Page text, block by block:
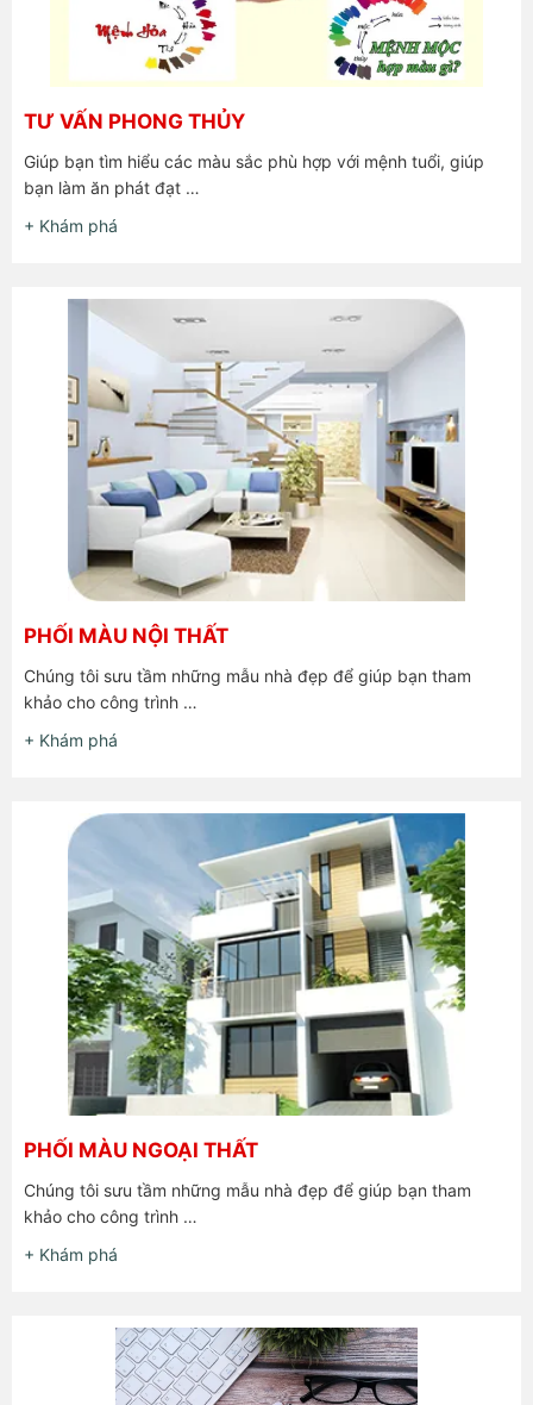
TƯ VẤN PHONG THỦY
Giúp bạn tìm hiểu các màu sắc phù hợp với mệnh tuổi, giúp
bạn làm ăn phát đạt …
+ Khám phá
PHỐI MÀU NỘI THẤT
Chúng tôi sưu tầm những mẫu nhà đẹp để giúp bạn tham
khảo cho công trình …
+ Khám phá
PHỐI MÀU NGOẠI THẤT
Chúng tôi sưu tầm những mẫu nhà đẹp để giúp bạn tham
khảo cho công trình …
+ Khám phá